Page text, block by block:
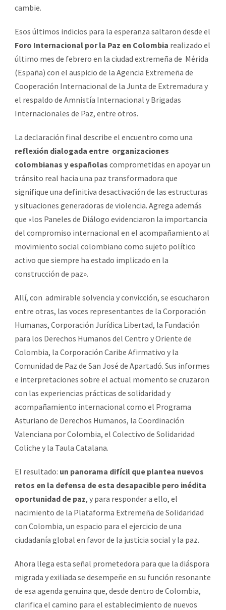
cambie.
Esos últimos indicios para la esperanza saltaron desde el
Foro Internacional por la Paz en Colombia realizado el
último mes de febrero en la ciudad extremeña de Mérida
(España) con el auspicio de la Agencia Extremeña de
Cooperación Internacional de la Junta de Extremadura y
el respaldo de Amnistía Internacional y Brigadas
Internacionales de Paz, entre otros.
La declaración final describe el encuentro como una
reflexión dialogada entre organizaciones
colombianas y españolas comprometidas en apoyar un
tránsito real hacia una paz transformadora que
signifique una definitiva desactivación de las estructuras
y situaciones generadoras de violencia. Agrega además
que «los Paneles de Diálogo evidenciaron la importancia
del compromiso internacional en el acompañamiento al
movimiento social colombiano como sujeto político
activo que siempre ha estado implicado en la
construcción de paz».
Allí, con admirable solvencia y convicción, se escucharon
entre otras, las voces representantes de la Corporación
Humanas, Corporación Jurídica Libertad, la Fundación
para los Derechos Humanos del Centro y Oriente de
Colombia, la Corporación Caribe Afirmativo y la
Comunidad de Paz de San José de Apartadó. Sus informes
e interpretaciones sobre el actual momento se cruzaron
con las experiencias prácticas de solidaridad y
acompañamiento internacional como el Programa
Asturiano de Derechos Humanos, la Coordinación
Valenciana por Colombia, el Colectivo de Solidaridad
Coliche y la Taula Catalana.
El resultado: un panorama difícil que plantea nuevos
retos en la defensa de esta desapacible pero inédita
oportunidad de paz, y para responder a ello, el
nacimiento de la Plataforma Extremeña de Solidaridad
con Colombia, un espacio para el ejercicio de una
ciudadanía global en favor de la justicia social y la paz.
Ahora llega esta señal prometedora para que la diáspora
migrada y exiliada se desempeñe en su función resonante
de esa agenda genuina que, desde dentro de Colombia,
clarifica el camino para el establecimiento de nuevos